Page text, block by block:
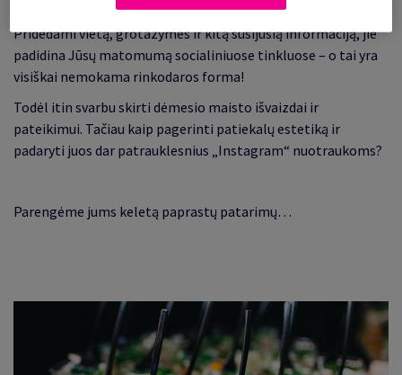
paskatinti juos pasidalinti nuotraukomis savo paskyrose.
Pridėdami vietą, grotažymes ir kitą susijusią informaciją, jie
padidina Jūsų matomumą socialiniuose tinkluose – o tai yra
visiškai nemokama rinkodaros forma!
Todėl itin svarbu skirti dėmesio maisto išvaizdai ir
pateikimui. Tačiau kaip pagerinti patiekalų estetiką ir
padaryti juos dar patrauklesnius „Instagram“ nuotraukoms?
Parengėme jums keletą paprastų patarimų…